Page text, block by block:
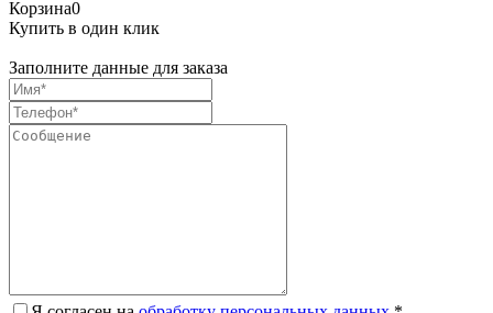
Корзина0
Купить в один клик
Заполните данные для заказа